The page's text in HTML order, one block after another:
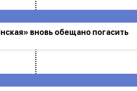
вновь обещано погасить